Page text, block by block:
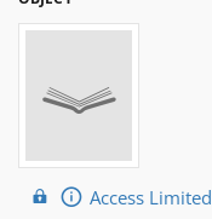
Access Limited